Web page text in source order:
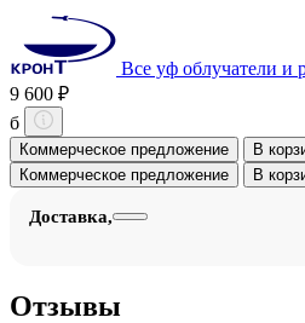
Все уф облучатели
9 600 ₽
б
Коммерческое предложение
В
Коммерческое предложение
В
Доставка,
Отзывы